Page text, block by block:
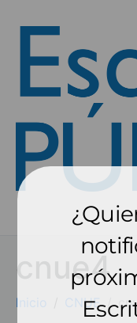
cnue4
Inicio CNUE